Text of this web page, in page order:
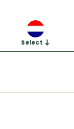
Select